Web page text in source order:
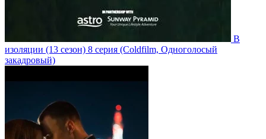
В
изоляции (13 сезон) 8 серия (Coldfilm, Одноголосый
закадровый)